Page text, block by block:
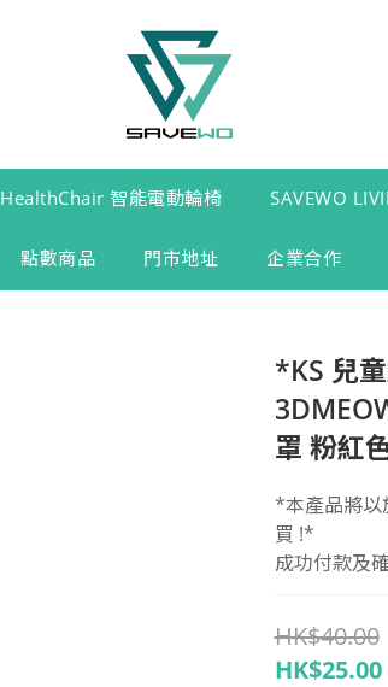
HealthChair 智能電動輪椅 SAVEWO
點數商品 門市地址 企業合作
*KS 兒
罩 粉紅
*本產品將以
買 !*
成功付款及
HK$40.00
HK$25.00